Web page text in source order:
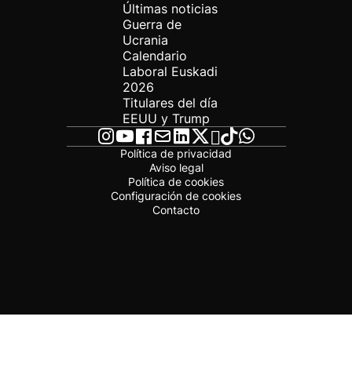
Últimas noticias
Guerra de
Ucrania
Calendario
Laboral Euskadi
2026
Titulares del día
EEUU y Trump
Política de privacidad
Aviso legal
Política de cookies
Configuración de cookies
Contacto